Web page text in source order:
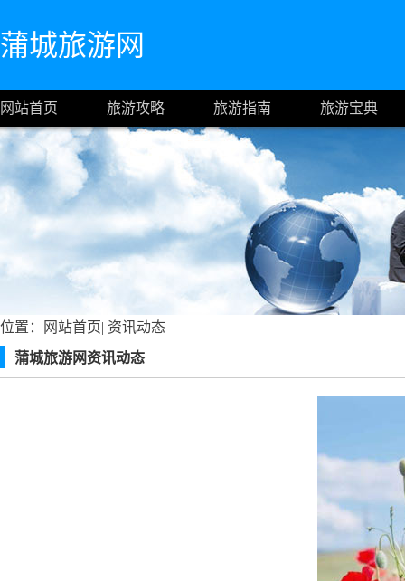
蒲城旅游网
网站首页 旅游攻略 旅游指南 旅游宝典
位置： 网站首页| 资讯动态
蒲城旅游网资讯动态